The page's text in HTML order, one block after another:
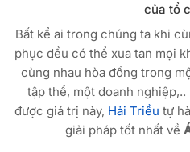
của tổ
Bất kể ai trong chúng ta khi
phục đều có thể xua tan mọi
cùng nhau hòa đồng trong
tập thể, một doanh
được giá trị này, Hải Triều tự
giải pháp tốt nhất về